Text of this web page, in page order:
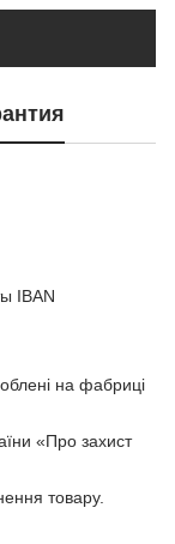
IBAN
на фабриці
«Про захист
товару.